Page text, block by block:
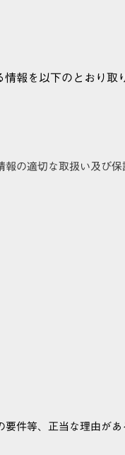
報を以下のとおり取
の適切な取扱い及び保
件等、正当な理由があ